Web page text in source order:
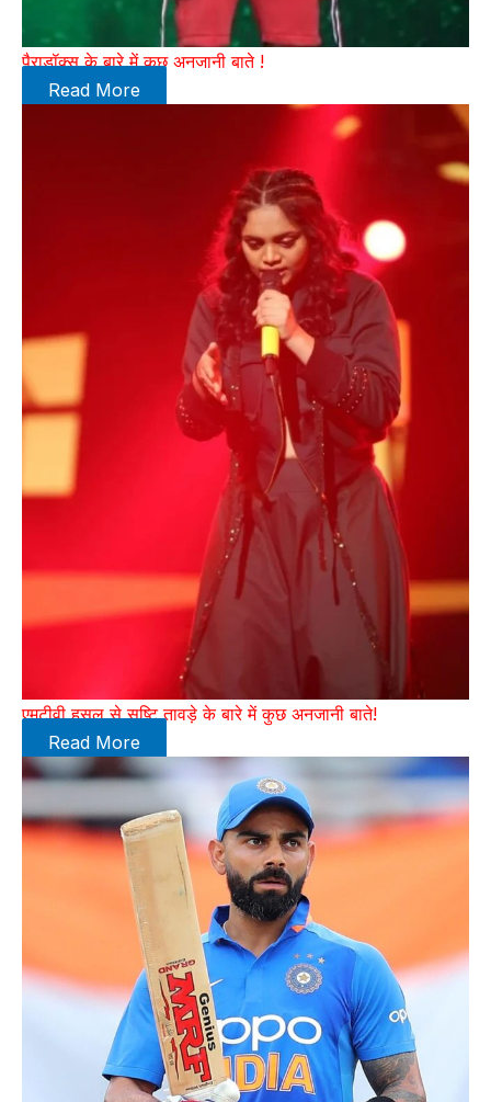
पैराडॉक्स के बारे में कुछ अनजानी बाते !
Read More
एमटीवी हसल से सृष्टि तावड़े के बारे में कुछ अनजानी बाते!
Read More